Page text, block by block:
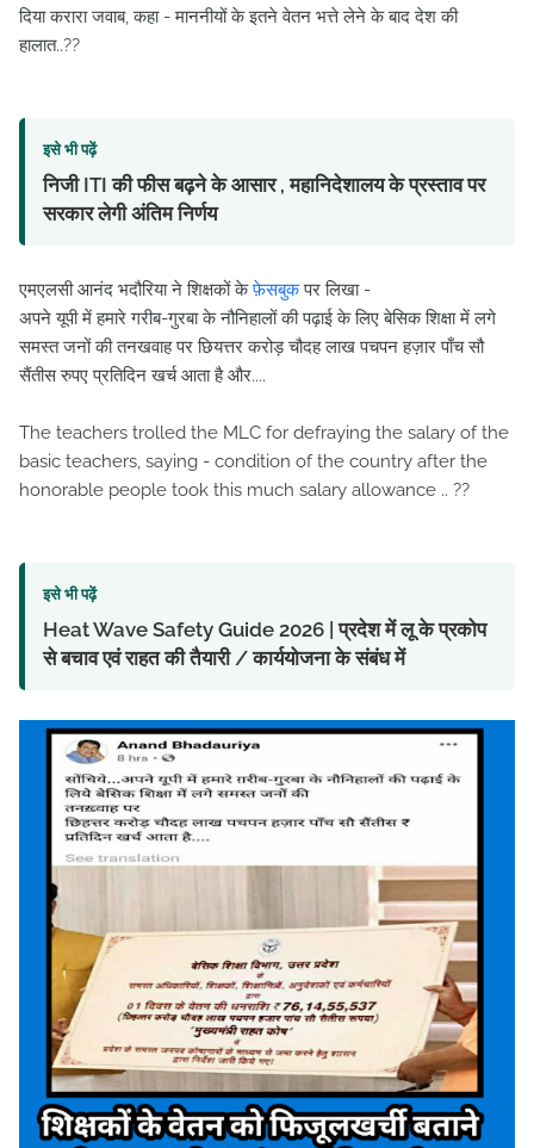
दिया करारा जवाब, कहा - माननीयों के इतने वेतन भत्ते लेने के बाद देश की
हालात..??
इसे भी पढ़ें
निजी ITI की फीस बढ़ने के आसार , महानिदेशालय के प्रस्ताव पर
सरकार लेगी अंतिम निर्णय
एमएलसी आनंद भदौरिया ने शिक्षकों केफ़ेसबुकपर लिखा -
अपने यूपी में हमारे गरीब-गुरबा के नौनिहालों की पढ़ाई के लिए बेसिक शिक्षा में लगे
समस्त जनों की तनखवाह पर छियत्तर करोड़ चौदह लाख पचपन हज़ार पाँच सौ
सैंतीस रुपए प्रतिदिन खर्च आता है और....
The teachers trolled the MLC for defraying the salary of the
basic teachers, saying - condition of the country after the
honorable people took this much salary allowance .. ??
इसे भी पढ़ें
Heat Wave Safety Guide 2026 | प्रदेश में लू के प्रकोप
से बचाव एवं राहत की तैयारी / कार्ययोजना के संबंध में